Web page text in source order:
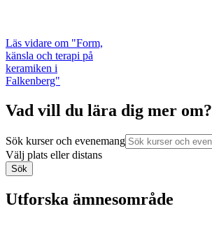
Läs vidare om "Form,
känsla och terapi på
keramiken i
Falkenberg"
Vad vill du lära dig mer om?
Sök kurser och evenemang
Välj plats eller distans
Sök
Utforska ämnesområde